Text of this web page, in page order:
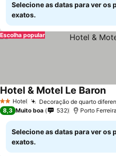
Selecione as datas para ver os
exatos.
Escolha popular
2 Estrelas
Hotel Decoração de quarto
Hotel & Motel Le Baron
8,3 Muito boa 532 Porto
Selecione as datas para ver os
exatos.